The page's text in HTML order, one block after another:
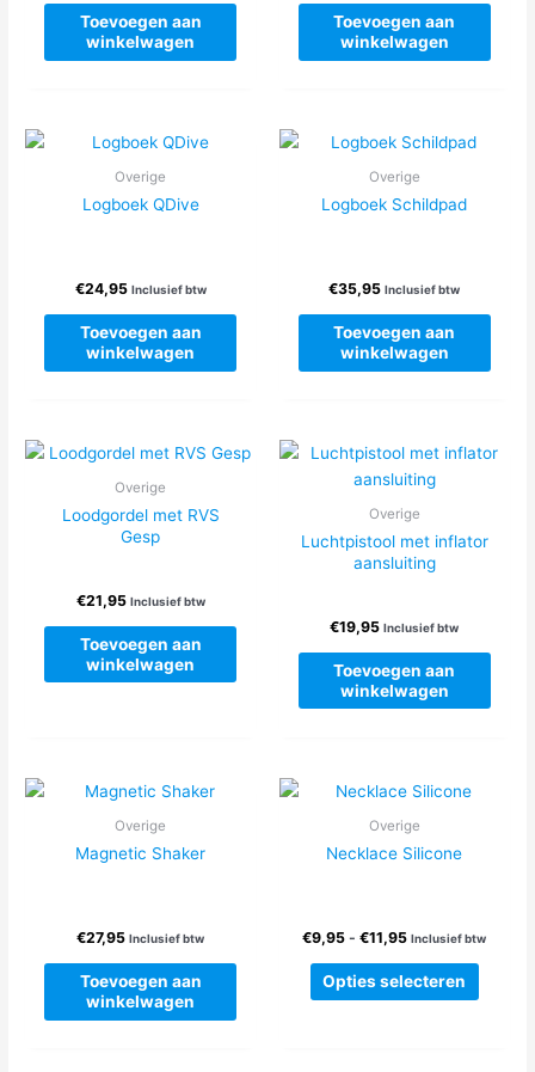
Toevoegen aan
winkelwagen
Toevoegen aan
winkelwagen
Overige
Logboek QDive
€24,95 Inclusief btw
Toevoegen aan
winkelwagen
Overige
Logboek Schildpad
€35,95 Inclusief btw
Toevoegen aan
winkelwagen
Overige
Loodgordel met RVS
Gesp
€21,95 Inclusief btw
Toevoegen aan
winkelwagen
Overige
Luchtpistool met inflator
aansluiting
€19,95 Inclusief btw
Toevoegen aan
winkelwagen
Overige
Magnetic Shaker
€27,95 Inclusief btw
Toevoegen aan
winkelwagen
Overige
Necklace Silicone
€9,95 - €11,95Prijsklasse:
tot
€11,95
Inclusief btw
Opties selecteren
Dit